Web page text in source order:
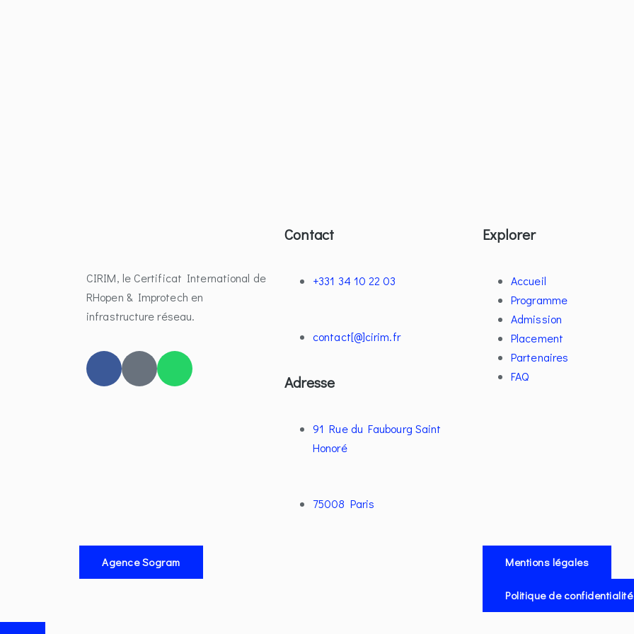
CIRIM, le Certificat International de
RHopen & Improtech en
infrastructure réseau.
Contact
+331 34 10 22 03
contact[@]cirim.fr
Adresse
91 Rue du Faubourg Saint
Honoré
75008 Paris
Explorer
Accueil
Programme
Admission
Placement
Partenaires
FAQ
Agence Sogram Mentions légales
Politique de confidentialité